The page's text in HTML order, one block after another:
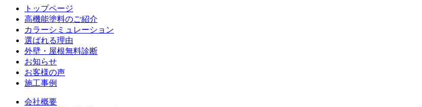
トップページ
⾼機能塗料のご紹介
カラーシミュレーション
選ばれる理由
外壁・屋根無料診断
お知らせ
お客様の声
施⼯事例
会社概要